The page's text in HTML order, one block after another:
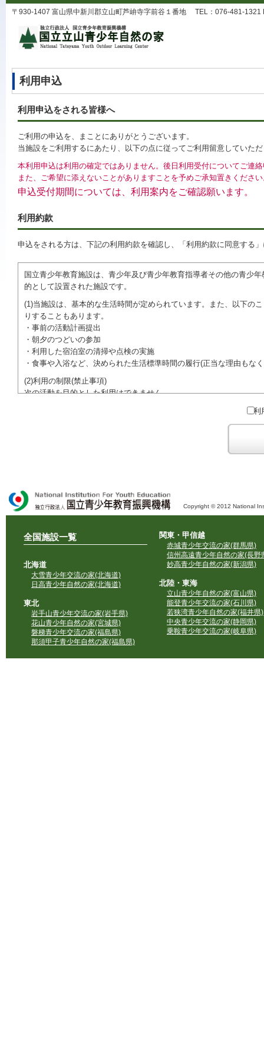
〒930-1407 富山県中新川郡立山町芦峅寺字前谷１番地 TEL：076-481-1321
利用申込
利用申込をされる皆様へ
ご利用の申込を、まことにありがとうございます。
当施設をご利用するにあたり、以下の点に従ってご利用留意していた
本利用申込は利用の確定ではありません。後日利用受付についてご連
また、ご希望に添えないことがありますことを予めご承知置きくださ
申込受付期間については、利用案内をご確認願います。
利用約款
申込をされる方は、下記の利用約款を確認し、「利用約款に同意する
国立青少年教育施設は、青少年及び青少年教育指導者その他の青少
的として設置された施設です。
(1)当施設は、基本的な生活時間が定められています。また、以下の
りすることもあります。
・事前の活動計画提出
・朝夕のつどいの参加
・利用した宿泊室の清掃や点検の実施
・食事や入浴など、決められた生活標準時間の履行(正当な理由も
(2)利用の制限(禁止事項)
次の活動を目的とした利用はできません。
●特定の政党を支持、またはこれに反対するための政治教育その他の
●特定の宗教を支持、またはこれに反対するための宗教教育その他
域での勧誘活動を行ったり、自らの団体の活動をアピールする活動等)
利
Copyright © 2012 National
全国施設一覧
北海道
大雪青少年交流の家(北海道)
日高青少年自然の家(北海道)
東北
岩手山青少年交流の家(岩手県)
花山青少年自然の家(宮城県)
磐梯青少年交流の家(福島県)
那須甲子青少年自然の家(福島県)
関東・甲信越
赤城青少年交流の家(群馬県)
信州高遠青少年自然の家(長野
妙高青少年自然の家(新潟県)
北陸・東海
立山青少年自然の家(富山県)
能登青少年交流の家(石川県)
若狭湾青少年自然の家(福井県)
中央青少年交流の家(静岡県)
乗鞍青少年交流の家(岐阜県)